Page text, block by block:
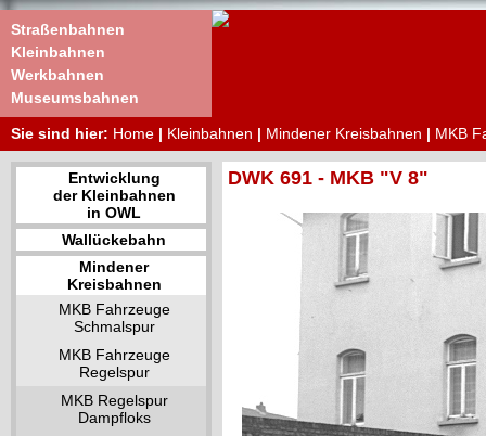
Straßenbahnen
Kleinbahnen
Werkbahnen
Museumsbahnen
Sie sind hier: Home | Kleinbahnen | Mindener Kreisbahnen | MKB
Entwicklung
der Kleinbahnen
in OWL
Wallückebahn
Mindener
Kreisbahnen
MKB Fahrzeuge
Schmalspur
MKB Fahrzeuge
Regelspur
MKB Regelspur
Dampfloks
DWK 691 - MKB "V 8"